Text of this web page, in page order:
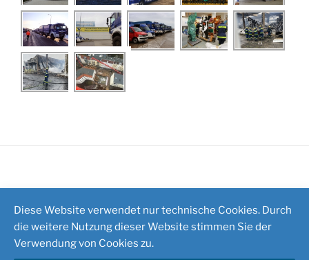
Diese Website verwendet nur technische Cookies. Durch
die weitere Nutzung dieser Website stimmen Sie der
Verwendung von Cookies zu.